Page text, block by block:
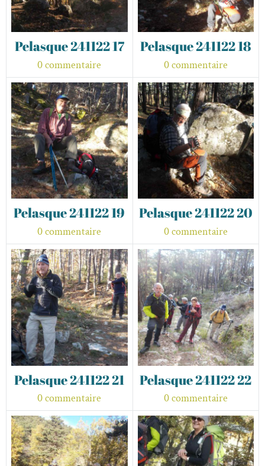
Pelasque 241122 17
0 commentaire
Pelasque 241122 18
0 commentaire
Pelasque 241122 19
0 commentaire
Pelasque 241122 20
0 commentaire
Pelasque 241122 21
0 commentaire
Pelasque 241122 22
0 commentaire